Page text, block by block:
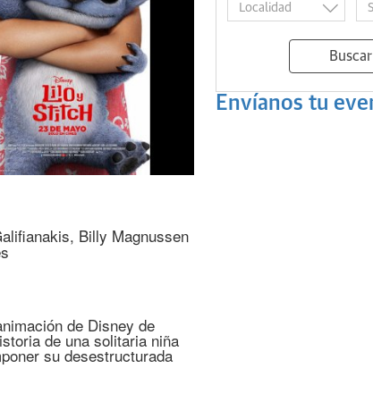
Billy Magnussen
de Disney de
de una solitaria niña
su desestructurada
Buscar
Envíanos tu